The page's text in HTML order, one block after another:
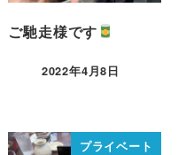
ご馳走様です
2022年4月8日
プライベート